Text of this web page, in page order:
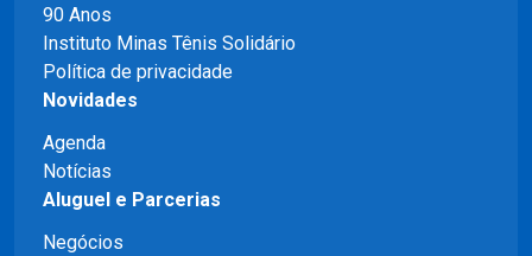
90 Anos
Instituto Minas Tênis Solidário
Política de privacidade
Novidades
Agenda
Notícias
Aluguel e Parcerias
Negócios